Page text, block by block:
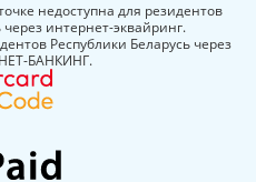
недоступна для резидентов
через интернет-эквайринг.
Республики Беларусь через
БАНКИНГ.